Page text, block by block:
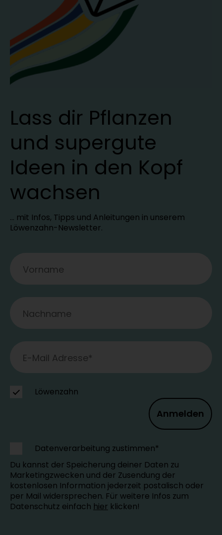
tierische Nützlinge erkennen und fördern
- Bio? Na logisch! 100 % natürliche und
umweltschonende Pflanzenschutzmittel und
Maßnahmen für die Gesundheit deiner
Pflanzen
Lass dir Pflanzen
und supergute
Ideen in den Kopf
wachsen
… mit Infos, Tipps und Anleitungen in unserem
Löwenzahn-Newsletter.
Anmelden
Löwenzahn
Datenverarbeitung zustimmen*
Du kannst der Speicherung deiner Daten zu
Marketingzwecken und der Zusendung der
kostenlosen Information jederzeit postalisch oder
per Mail widersprechen. Für weitere Infos zum
Datenschutz einfach hier klicken!